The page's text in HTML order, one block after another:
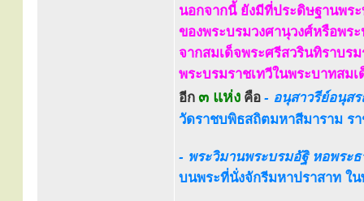
นอกจากนี้ ยังมีที่ประดิษฐานพร
ของพระบรมวงศานุวงศ์หรือพร
จากสมเด็จพระศรีสวรินทิราบร
พระบรมราชเทวีในพระบาทสม
อีก ๓ แห่ง คือ - อนุสาวรีย์อนุส
วัดราชบพิธสถิตมหาสีมาราม ร
- พระวิมานพระบรมอัฐิ หอพระ
บนพระที่นั่งจักรีมหาปราสาท ใ